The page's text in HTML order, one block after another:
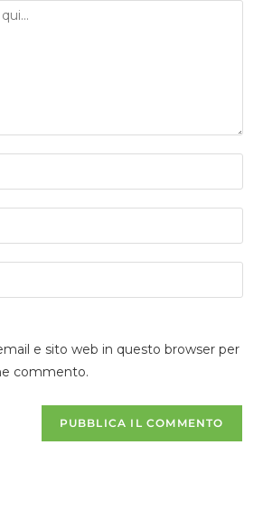
e sito web in questo browser per
commento.